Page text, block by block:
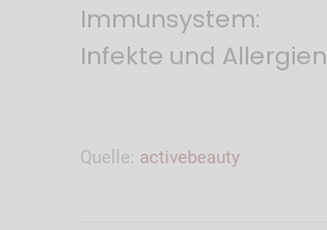
Immunsystem:
Infekte und Allergien
Quelle: activebeauty